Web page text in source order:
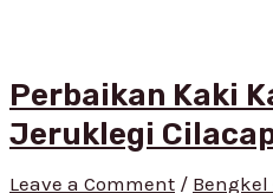
Perbaikan Kaki
Jeruklegi
Leave a Comment / Bengkel